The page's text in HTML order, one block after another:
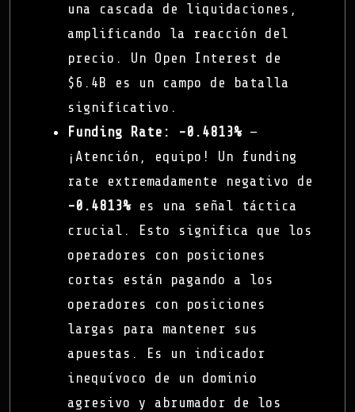
una cascada de liquidaciones,
amplificando la reacción del
precio. Un Open Interest de
$6.4B es un campo de batalla
significativo.
Funding Rate:
-0.4813%—
¡Atención, equipo! Un funding
rate extremadamente negativo de
-0.4813%es una señal táctica
crucial. Esto significa que los
operadores con posiciones
cortas están pagando a los
operadores con posiciones
largas para mantener sus
apuestas. Es un indicador
inequívoco de un dominio
agresivo y abrumador de los